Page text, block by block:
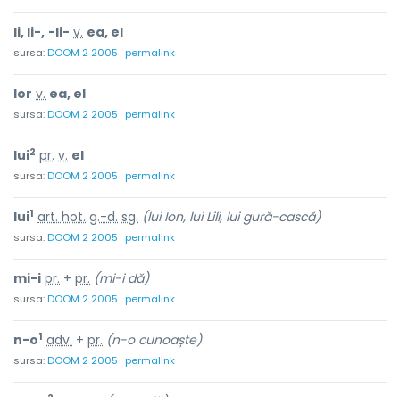
li, li-, -li- v. ea, el
sursa:DOOM 2 2005 permalink
lor v. ea, el
sursa:DOOM 2 2005 permalink
lui2 pr. v. el
sursa:DOOM 2 2005 permalink
lui1 art. hot. g.-d. sg. (lui Ion, lui Lili, lui gură-cască)
sursa:DOOM 2 2005 permalink
mi-i pr. + pr. (mi-i dă)
sursa:DOOM 2 2005 permalink
n-o1 adv. + pr. (n-o cunoaște)
sursa:DOOM 2 2005 permalink